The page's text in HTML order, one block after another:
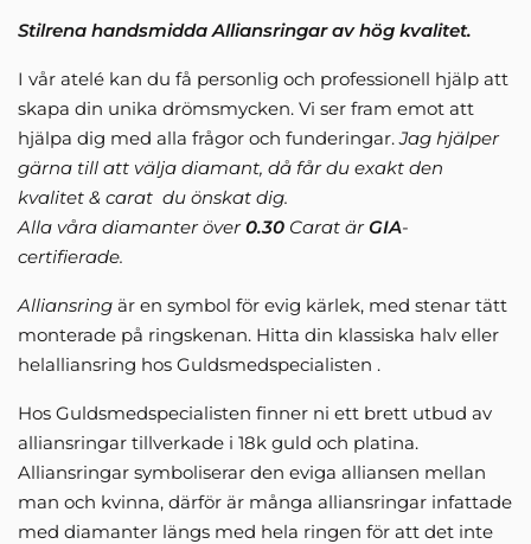
Stilrena handsmidda Alliansringar av hög kvalitet.
I vår atelé kan du få personlig och professionell hjälp att
skapa din unika drömsmycken. Vi ser fram emot att
hjälpa dig med alla frågor och funderingar.Jag hjälper
gärna till att välja diamant, då får du exakt den
kvalitet & carat du önskat dig.
Alla våra diamanter över0.30 Carat ärGIA-
certifierade.
Alliansring är en symbol för evig kärlek, med stenar tätt
monterade på ringskenan. Hitta din klassiska halv eller
helalliansring hos Guldsmedspecialisten .
Hos Guldsmedspecialisten finner ni ett brett utbud av
alliansringar tillverkade i 18k guld och platina.
Alliansringar symboliserar den eviga alliansen mellan
man och kvinna, därför är många alliansringar infattade
med diamanter längs med hela ringen för att det inte